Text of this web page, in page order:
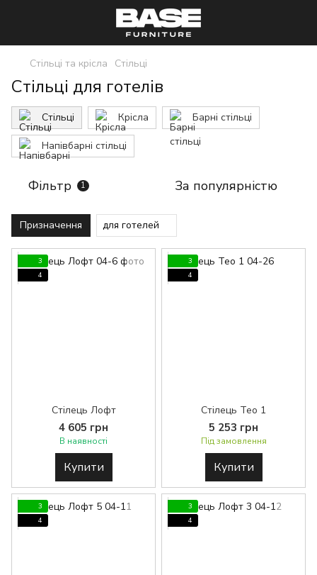
Стільці та крісла Стільці
Стільці для готелів
Стільці Крісла Барні стільці
Напівбарні стільці
Фільтр 1 За популярністю
Призначення для готелей
3
4
Стілець Лофт
4 605 грн
В наявності
Купити
3
4
Стілець Тео 1
5 253 грн
Під замовлення
Купити
3
4
3
4